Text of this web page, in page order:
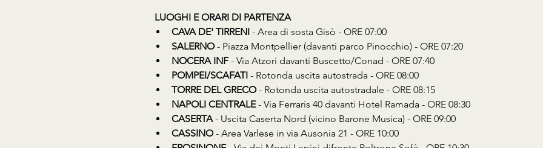
LUOGHI E ORARI DI PARTENZA
CAVA DE' TIRRENI - Area di sosta Gisò - ORE 07:00
SALERNO - Piazza Montpellier (davanti parco Pinocchio) - ORE 07:20
NOCERA INF - Via Atzori davanti Buscetto/Conad - ORE 07:40
POMPEI/SCAFATI - Rotonda uscita autostrada - ORE 08:00
TORRE DEL GRECO - Rotonda uscita autostradale - ORE 08:15
NAPOLI CENTRALE - Via Ferraris 40 davanti Hotel Ramada - ORE 08:30
CASERTA - Uscita Caserta Nord (vicino Barone Musica) - ORE 09:00
CASSINO - Area Varlese in via Ausonia 21 - ORE 10:00